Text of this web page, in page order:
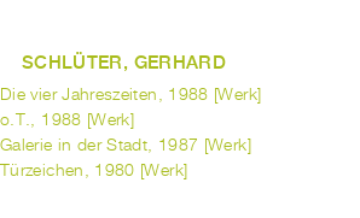
SCHLÜTER, GERHARD
Die vier Jahreszeiten, 1988 [Werk]
o.T., 1988 [Werk]
Galerie in der Stadt, 1987 [Werk]
Türzeichen, 1980 [Werk]